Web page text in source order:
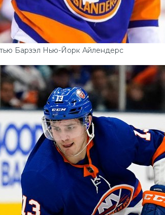
Барзэл Нью-Йорк Айлендерс